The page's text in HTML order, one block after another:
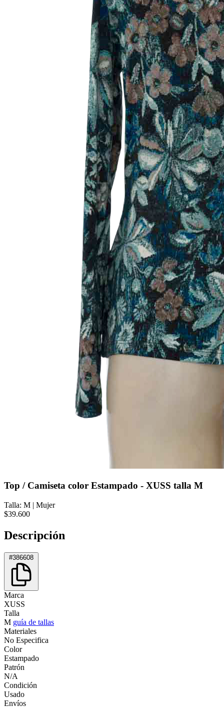
Top / Camiseta color Estampado - XUSS talla M
Talla: M | Mujer
$39.600
Descripción
#386608
Marca
XUSS
Talla
M guía de tallas
Materiales
No Especifica
Color
Estampado
Patrón
N/A
Condición
Usado
Envíos